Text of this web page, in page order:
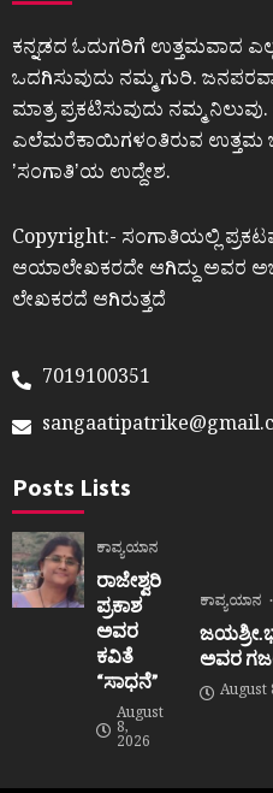
ಕನ್ನಡದ ಓದುಗರಿಗೆ ಉತ್ತಮವಾದ
ಒದಗಿಸುವುದು ನಮ್ಮ ಗುರಿ.
ಮಾತ್ರ ಪ್ರಕಟಿಸುವುದು ನಮ್ಮ
ಎಲೆಮರೆಕಾಯಿಗಳಂತಿರುವ ಉತ್ತಮ
ʼಸಂಗಾತಿʼಯ ಉದ್ದೇಶ.
Copyright:- ಸಂಗಾತಿಯಲ್ಲಿ
ಆಯಾಲೇಖಕರದೇ ಆಗಿದ್ದು ಅವರ
ಲೇಖಕರದೆ ಆಗಿರುತ್ತದೆ
7019100351
Posts Lists
ಕಾವ್ಯಯಾನ
ರಾಜೇಶ್ವರಿ
ಪ್ರಕಾಶ
ಅವರ
ಕವಿತೆ
“ಸಾಧನೆ”
August
8,
2026
ಕಾವ್ಯಯಾನ
ಅವರ
August